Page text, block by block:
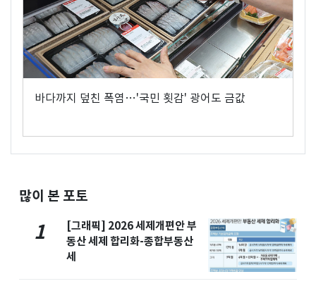
바다까지 덮친 폭염…'국민 횟감' 광어도 금값
많이 본 포토
1
[그래픽] 2026 세제개편안 부
동산 세제 합리화-종합부동산
세